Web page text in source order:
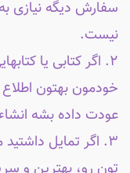
سفارش دیگه نیازی
نیست.
۲. اگر کتابی یا
خودمون بهتون
عودت داده بشه
۳. اگر تمایل